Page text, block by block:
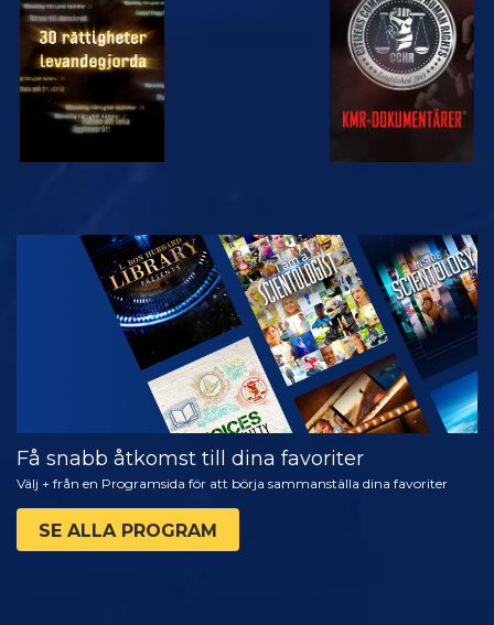
TITTA TITTA
TITTA
UTFORSKA
SERIEN
Få snabb åtkomst till dina favoriter
Välj + från en Programsida för att börja sammanställa dina favoriter
SE ALLA PROGRAM